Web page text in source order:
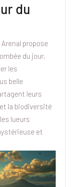
du
propose
du jour,
les
belle
leurs
la biodiversité
lueurs
et